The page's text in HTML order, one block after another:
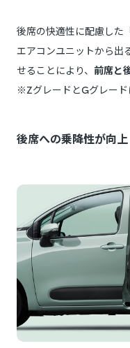
後席の快適性に配慮した
エアコンユニットから出
せることにより、 前席と
※ZグレードとGグレー
後席への乗降性が向上